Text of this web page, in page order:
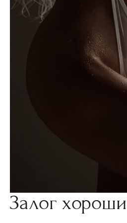
Залог